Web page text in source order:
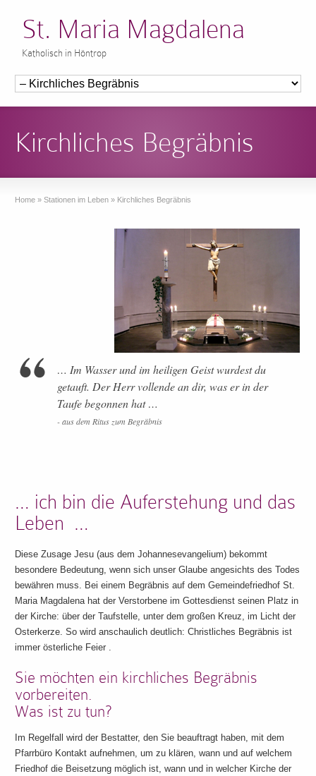
St. Maria Magdalena
Katholisch in Höntrop
Kirchliches Begräbnis
Home » Stationen im Leben » Kirchliches Begräbnis
… Im Wasser und im heiligen Geist wurdest du
getauft. Der Herr vollende an dir, was er in der
Taufe begonnen hat …
-aus dem Ritus zum Begräbnis
… ich bin die Auferstehung und das
Leben …
Diese Zusage Jesu (aus dem Johannesevangelium) bekommt
besondere Bedeutung, wenn sich unser Glaube angesichts des Todes
bewähren muss. Bei einem Begräbnis auf dem Gemeindefriedhof St.
Maria Magdalena hat der Verstorbene im Gottesdienst seinen Platz in
der Kirche: über der Taufstelle, unter dem großen Kreuz, im Licht der
Osterkerze. So wird anschaulich deutlich: Christliches Begräbnis ist
immer österliche Feier .
Sie möchten ein kirchliches Begräbnis
vorbereiten.
Was ist zu tun?
Im Regelfall wird der Bestatter, den Sie beauftragt haben, mit dem
Pfarrbüro Kontakt aufnehmen, um zu klären, wann und auf welchem
Friedhof die Beisetzung möglich ist, wann und in welcher Kirche der